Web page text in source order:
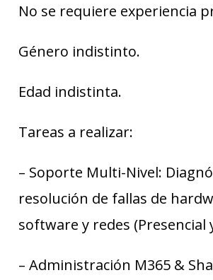
No se requiere experiencia
Género indistinto.
Edad indistinta.
Tareas a realizar:
– Soporte Multi-Nivel:
resolución de fallas de
software y redes (Presencial
– Administración M365 &